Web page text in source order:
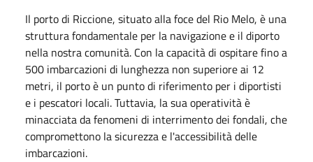
Il porto di Riccione, situato alla foce del Rio Melo, è una
struttura fondamentale per la navigazione e il diporto
nella nostra comunità. Con la capacità di ospitare fino a
500 imbarcazioni di lunghezza non superiore ai 12
metri, il porto è un punto di riferimento per i diportisti
e i pescatori locali. Tuttavia, la sua operatività è
minacciata da fenomeni di interrimento dei fondali, che
compromettono la sicurezza e l'accessibilità delle
imbarcazioni.